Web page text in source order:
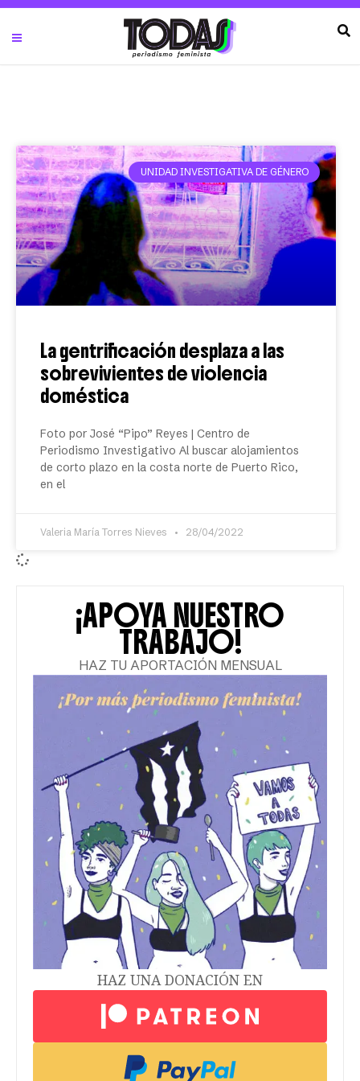
UNIDAD INVESTIGATIVA DE GÉNERO
La gentrificación desplaza a las
sobrevivientes de violencia
doméstica
Foto por José “Pipo” Reyes | Centro de
Periodismo Investigativo Al buscar alojamientos
de corto plazo en la costa norte de Puerto Rico,
en el
Valeria María Torres Nieves 28/04/2022
¡APOYA NUESTRO
TRABAJO!
HAZ TU APORTACIÓN MENSUAL
HAZ UNA DONACIÓN EN